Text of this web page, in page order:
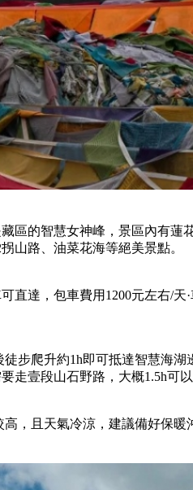
區的智慧女神峰，景區內有
山路、油菜花海等絕美景點。
達，包車費用1200元左右/
步爬升約1h即可抵達智慧海
走壹段山石野路，大概1.5h可以
，且天氣冷涼，建議備好保